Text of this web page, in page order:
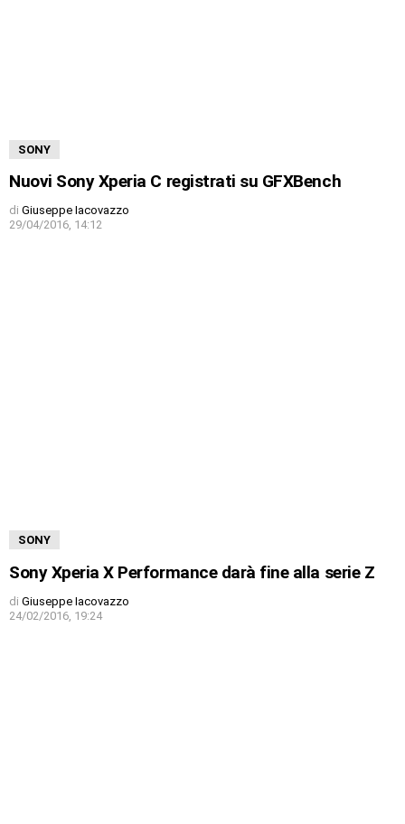
SONY
Nuovi Sony Xperia C registrati su GFXBench
di Giuseppe Iacovazzo
29/04/2016, 14:12
SONY
Sony Xperia X Performance darà fine alla serie Z
di Giuseppe Iacovazzo
24/02/2016, 19:24